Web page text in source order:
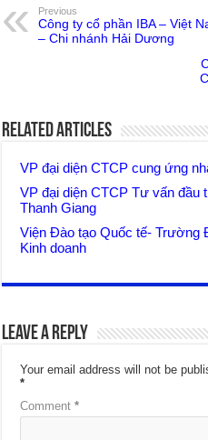
Previous
Công ty cổ phần IBA – Việt
– Chi nhánh Hải Dương
Related Articles
VP đại diện CTCP cung ứng
VP đại diện CTCP Tư vấn
Thanh Giang
Viện Đào tạo Quốc tế- Trường
Kinh doanh
Leave a Reply
Your email address will not be
*
Comment*